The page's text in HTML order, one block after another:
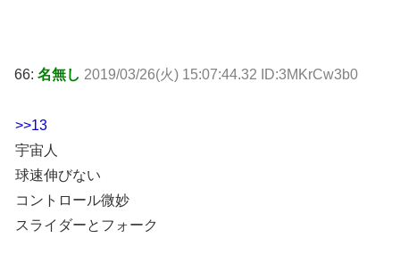
66: 名無し 2019/03/26(火) 15:07:44.32 ID:3MKrCw3b0
>>13
宇宙人
球速伸びない
コントロール微妙
スライダーとフォーク